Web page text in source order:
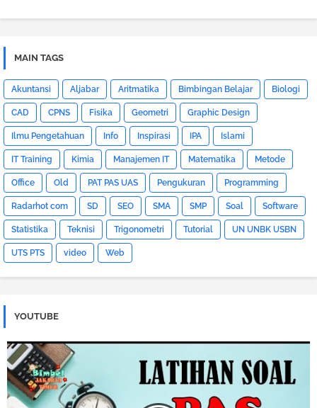
MAIN TAGS
Akuntansi Aljabar Aritmatika Bimbingan Belajar Biologi
CAD CPNS Fisika Geometri Graphic Design
Ilmu Pengetahuan Info Inspirasi IPA Islami
IT Training Kimia Manajemen IT Matematika Metode
Office Old PAT PAS UAS Pengukuran Programming
Radarhot com SD SEO SMA SMP Soal Software
Statistika Teknisi Trigonometri Tutorial UN UNBK USBN
UTS PTS video Web
YOUTUBE